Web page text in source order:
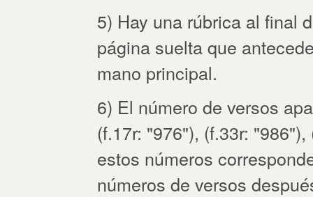
5) Hay una rúbrica al final
página suelta que
mano principal.
6) El número de versos
(f.17r: "976"), (f.33r:
estos números
números de versos